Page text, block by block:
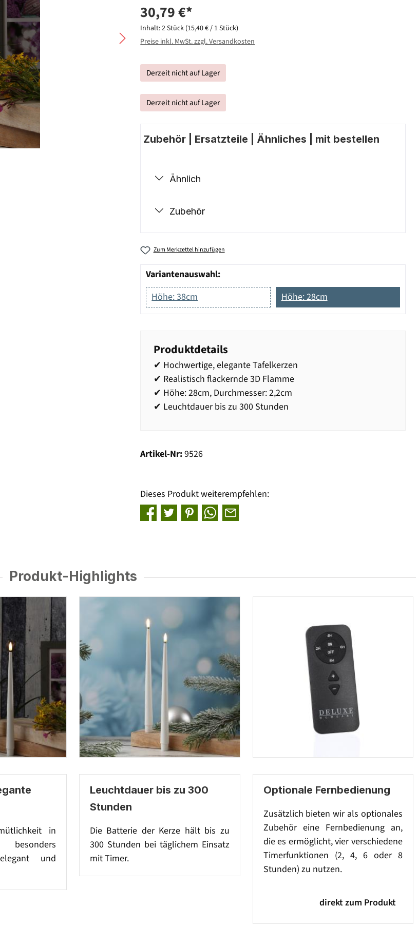
30,79 €*
Inhalt:2 Stück (15,40 € / 1 Stück)
Preise inkl. MwSt. zzgl. Versandkosten
Derzeit nicht auf Lager
Derzeit nicht auf Lager
Zubehör | Ersatzteile | Ähnliches | mit bestellen
Ähnlich
Zubehör
Zum Merkzettel hinzufügen
Variantenauswahl:
Höhe: 38cm
Höhe: 28cm
Produktdetails
✔ Hochwertige, elegante Tafelkerzen
✔ Realistisch flackernde 3D Flamme
✔ Höhe: 28cm, Durchmesser: 2,2cm
✔ Leuchtdauer bis zu 300 Stunden
Artikel-Nr:9526
Dieses Produkt weiterempfehlen:
Produkt-Highlights
in
und
Leuchtdauer bis zu 300
Stunden
Die Batterie der Kerze hält bis zu
300 Stunden bei täglichem Einsatz
mit Timer.
Optionale Fernbedienung
Zusätzlich bieten wir als optionales
Zubehör eine Fernbedienung an,
die es ermöglicht, vier verschiedene
Timerfunktionen (2, 4, 6 oder 8
Stunden) zu nutzen.
direkt zum Produkt